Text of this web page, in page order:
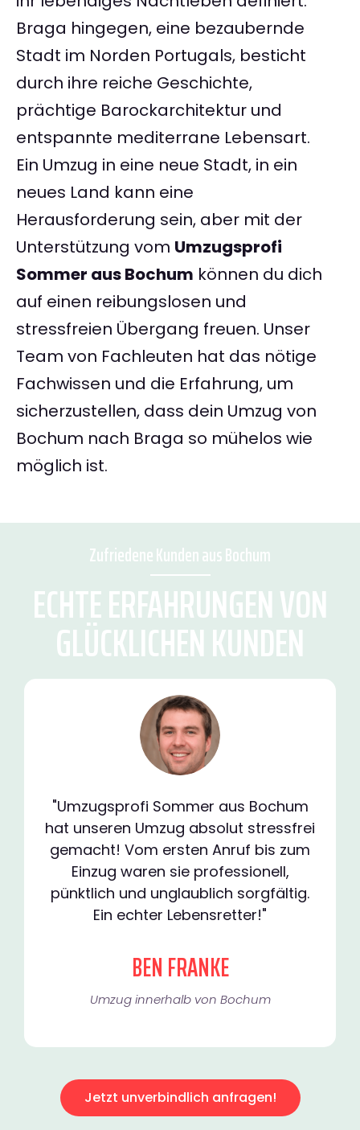
Braga hingegen, eine bezaubernde
Stadt im Norden Portugals, besticht
durch ihre reiche Geschichte,
prächtige Barockarchitektur und
entspannte mediterrane Lebensart.
Ein Umzug in eine neue Stadt, in ein
neues Land kann eine
Herausforderung sein, aber mit der
Unterstützung vom Umzugsprofi
Sommer aus Bochum können du dich
auf einen reibungslosen und
stressfreien Übergang freuen. Unser
Team von Fachleuten hat das nötige
Fachwissen und die Erfahrung, um
sicherzustellen, dass dein Umzug von
Bochum nach Braga so mühelos wie
möglich ist.
Zufriedene Kunden aus Bochum
ECHTE ERFAHRUNGEN VON
GLÜCKLICHEN KUNDEN
"Umzugsprofi Sommer aus Bochum
hat unseren Umzug absolut stressfrei
gemacht! Vom ersten Anruf bis zum
Einzug waren sie professionell,
pünktlich und unglaublich sorgfältig.
Ein echter Lebensretter!"
BEN FRANKE
Umzug innerhalb von Bochum​
Jetzt unverbindlich anfragen!